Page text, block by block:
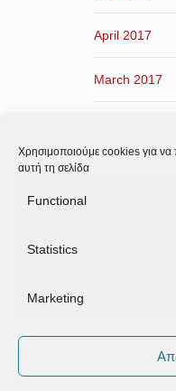
Χρησιμοποιούμε cookies για να
αυτή τη σελίδα
Functional
Statistics
Marketing
April 2017
March 2017